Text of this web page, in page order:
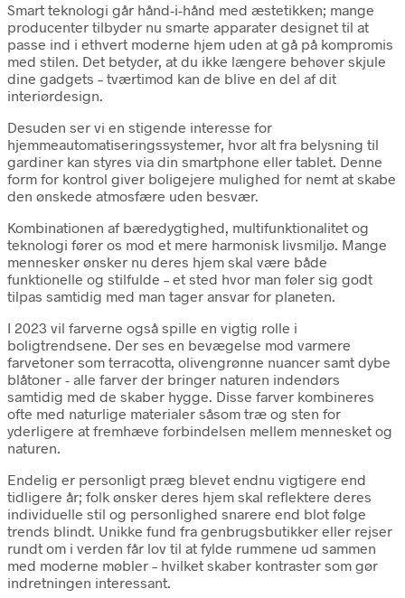
Smart teknologi går hånd-i-hånd med æstetikken; mange
producenter tilbyder nu smarte apparater designet til at
passe ind i ethvert moderne hjem uden at gå på kompromis
med stilen. Det betyder, at du ikke længere behøver skjule
dine gadgets – tværtimod kan de blive en del af dit
interiørdesign.
Desuden ser vi en stigende interesse for
hjemmeautomatiseringssystemer, hvor alt fra belysning til
gardiner kan styres via din smartphone eller tablet. Denne
form for kontrol giver boligejere mulighed for nemt at skabe
den ønskede atmosfære uden besvær.
Kombinationen af bæredygtighed, multifunktionalitet og
teknologi fører os mod et mere harmonisk livsmiljø. Mange
mennesker ønsker nu deres hjem skal være både
funktionelle og stilfulde – et sted hvor man føler sig godt
tilpas samtidig med man tager ansvar for planeten.
I 2023 vil farverne også spille en vigtig rolle i
boligtrendsene. Der ses en bevægelse mod varmere
farvetoner som terracotta, olivengrønne nuancer samt dybe
blåtoner - alle farver der bringer naturen indendørs
samtidig med de skaber hygge. Disse farver kombineres
ofte med naturlige materialer såsom træ og sten for
yderligere at fremhæve forbindelsen mellem mennesket og
naturen.
Endelig er personligt præg blevet endnu vigtigere end
tidligere år; folk ønsker deres hjem skal reflektere deres
individuelle stil og personlighed snarere end blot følge
trends blindt. Unikke fund fra genbrugsbutikker eller rejser
rundt om i verden får lov til at fylde rummene ud sammen
med moderne møbler – hvilket skaber kontraster som gør
indretningen interessant.